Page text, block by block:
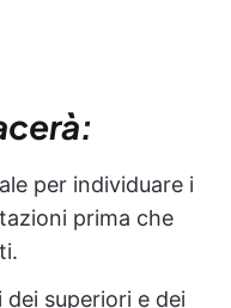
per individuare i
prima che
superiori e dei